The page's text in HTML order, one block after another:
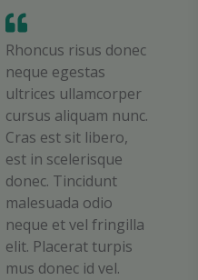
Rhoncus risus donec
neque egestas
ultrices ullamcorper
cursus aliquam nunc.
Cras est sit libero,
est in scelerisque
donec. Tincidunt
malesuada odio
neque et vel fringilla
elit. Placerat turpis
mus donec id vel.